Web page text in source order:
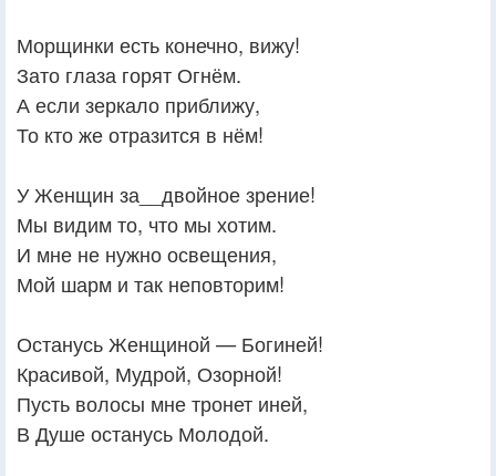
Морщинки есть конечно, вижу!
Зато глаза горят Огнём.
А если зеркало приближу,
То кто же отразится в нём!
У Женщин за__двойное зрение!
Мы видим то, что мы хотим.
И мне не нужно освещения,
Мой шарм и так неповторим!
Останусь Женщиной — Богиней!
Красивой, Мудрой, Озорной!
Пусть волосы мне тронет иней,
В Душе останусь Молодой.